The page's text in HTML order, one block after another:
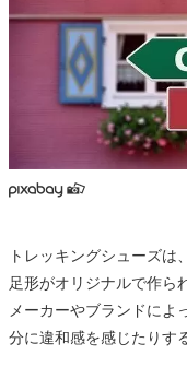
トレッキングシューズは
足形がオリジナルで作ら
メーカーやブランドによ
分に違和感を感じたりす